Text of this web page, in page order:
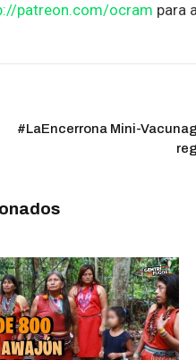
patreon.com/ocram para
#LaEncerrona Mini-